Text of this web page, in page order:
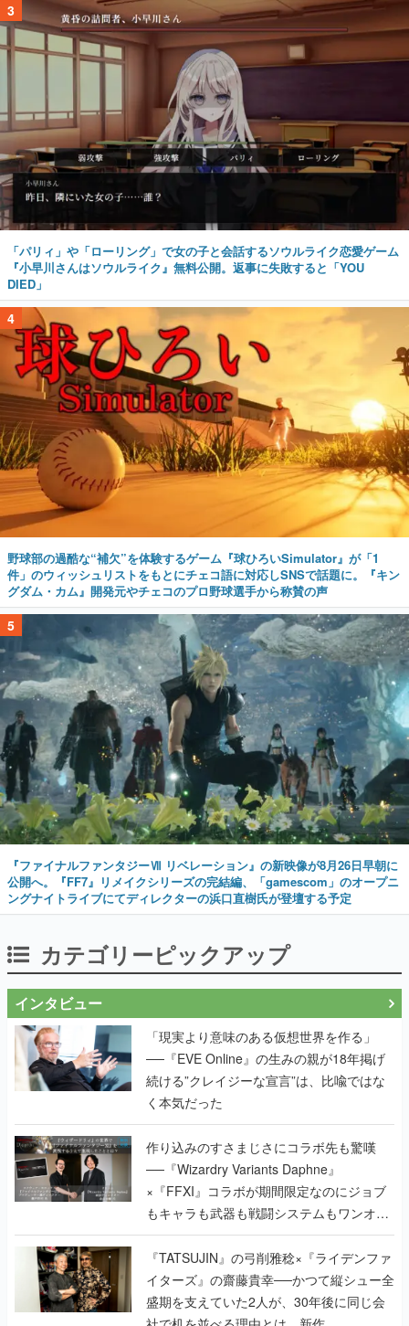
3
「パリィ」や「ローリング」で女の子と会話するソウルライク恋愛ゲーム
『小早川さんはソウルライク』無料公開。返事に失敗すると「YOU
DIED」
4
野球部の過酷な“補欠”を体験するゲーム『球ひろいSimulator』が「1
件」のウィッシュリストをもとにチェコ語に対応しSNSで話題に。『キン
グダム・カム』開発元やチェコのプロ野球選手から称賛の声
5
『ファイナルファンタジーⅦ リベレーション』の新映像が8月26日早朝に
公開へ。『FF7』リメイクシリーズの完結編、「gamescom」のオープニ
ングナイトライブにてディレクターの浜口直樹氏が登壇する予定
カテゴリーピックアップ
インタビュー
「現実より意味のある仮想世界を作る」
──『EVE Online』の生みの親が18年掲げ
続ける”クレイジーな宣言”は、比喩ではな
く本気だった
作り込みのすさまじさにコラボ先も驚嘆
──『Wizardry Variants Daphne』
×『FFXI』コラボが期間限定なのにジョブ
もキャラも武器も戦闘システムもワンオフ
で作り込まれた理由を両ディレクターに聞
く
『TATSUJIN』の弓削雅稔×『ライデンファ
イターズ』の齋藤貴幸──かつて縦シュー全
盛期を支えていた2人が、30年後に同じ会